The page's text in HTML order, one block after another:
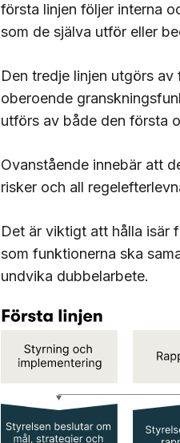
första linjen följer interna
som de själva utför eller
Den tredje linjen utgörs
oberoende
utförs av både den första
Ovanstående innebär att
risker och all
Det är viktigt att hålla isär
som funktionerna ska
undvika dubbelarbete.